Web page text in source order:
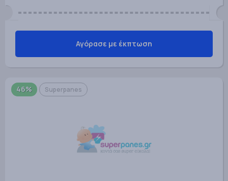
Αγόρασε με έκπτωση
46% Superpanes